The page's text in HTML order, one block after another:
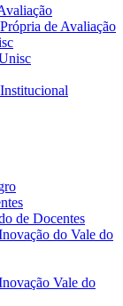
de Avaliação
de Docentes
do Vale do
Vale do